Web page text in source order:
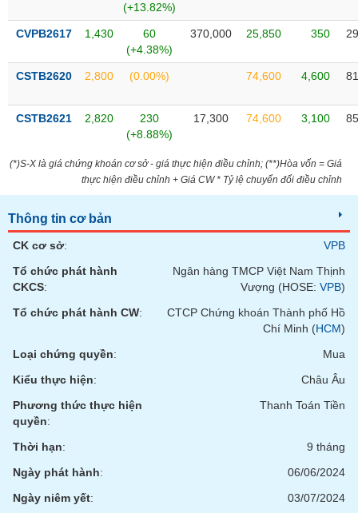
(+13.82%)
CVPB2617 1,430
60
(+4.38%)
370,000 25,850 350
CSTB2620 2,800 (0.00%) 74,600 4,600
CSTB2621 2,820
230
(+8.88%)
17,300 74,600 3,100
(*)S-X là giá chứng khoán cơ sở - giá thực hiện điều chỉnh; (**)Hòa vốn = Giá
thực hiện điều chỉnh + Giá CW * Tỷ lệ chuyển đổi điều chỉnh
Thông tin cơ bản
CK cơ sở:
VPB
Tổ chức phát hành
CKCS:
Ngân hàng TMCP Việt Nam Thịnh
Vượng (HOSE: VPB)
Tổ chức phát hành CW:
CTCP Chứng khoán Thành phố Hồ
Chí Minh (HCM)
Loại chứng quyền:
Mua
Kiểu thực hiện:
Châu Âu
Phương thức thực hiện
quyền:
Thanh Toán Tiền
Thời hạn:
9 tháng
Ngày phát hành:
06/06/2024
Ngày niêm yết:
03/07/2024
BẤT
SẢN
chứng
khoán
Tất cả Cổ phiếu Chứng
đạo
(-)
Tất cả Người nội bộ Người liên quan Cổ đông lớn
Tin
tức
(-)
viết
tác
giả
(-)